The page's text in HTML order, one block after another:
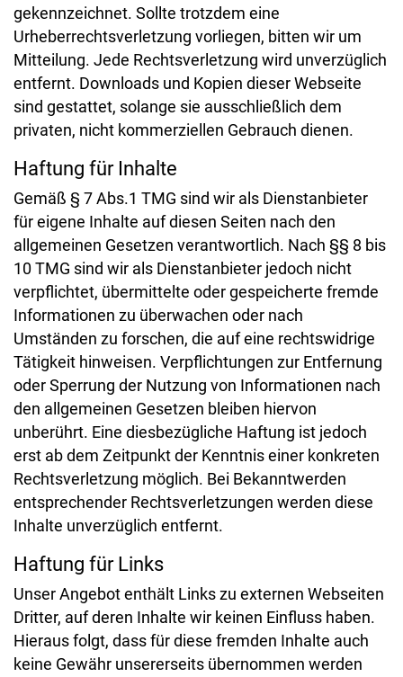
gekennzeichnet. Sollte trotzdem eine
Urheberrechtsverletzung vorliegen, bitten wir um
Mitteilung. Jede Rechtsverletzung wird unverzüglich
entfernt. Downloads und Kopien dieser Webseite
sind gestattet, solange sie ausschließlich dem
privaten, nicht kommerziellen Gebrauch dienen.
Haftung für Inhalte
Gemäß § 7 Abs.1 TMG sind wir als Dienstanbieter
für eigene Inhalte auf diesen Seiten nach den
allgemeinen Gesetzen verantwortlich. Nach §§ 8 bis
10 TMG sind wir als Dienstanbieter jedoch nicht
verpflichtet, übermittelte oder gespeicherte fremde
Informationen zu überwachen oder nach
Umständen zu forschen, die auf eine rechtswidrige
Tätigkeit hinweisen. Verpflichtungen zur Entfernung
oder Sperrung der Nutzung von Informationen nach
den allgemeinen Gesetzen bleiben hiervon
unberührt. Eine diesbezügliche Haftung ist jedoch
erst ab dem Zeitpunkt der Kenntnis einer konkreten
Rechtsverletzung möglich. Bei Bekanntwerden
entsprechender Rechtsverletzungen werden diese
Inhalte unverzüglich entfernt.
Haftung für Links
Unser Angebot enthält Links zu externen Webseiten
Dritter, auf deren Inhalte wir keinen Einfluss haben.
Hieraus folgt, dass für diese fremden Inhalte auch
keine Gewähr unsererseits übernommen werden